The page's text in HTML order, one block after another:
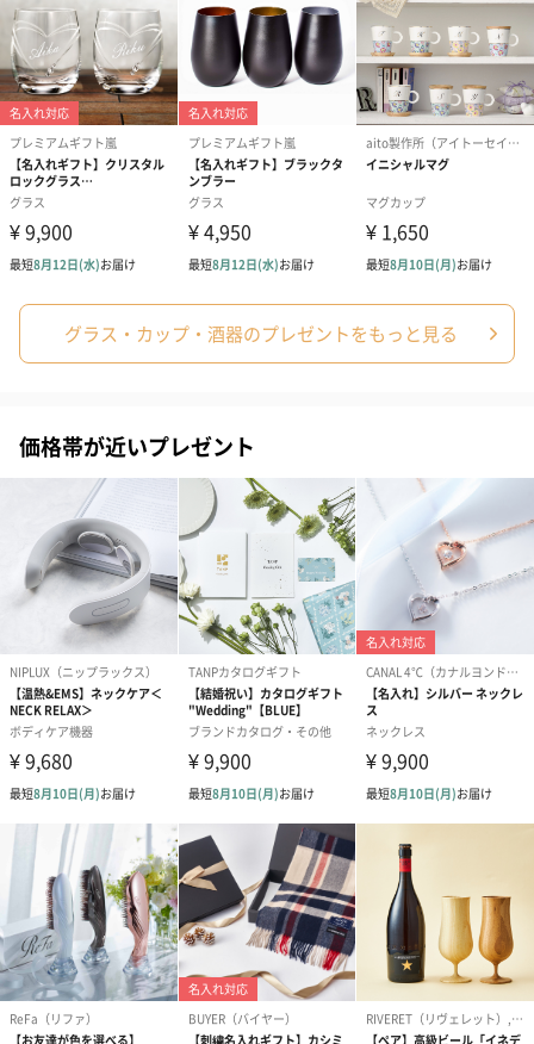
グラス・カップ・酒器のプレゼントをもっと見る
価格帯が近いプレゼント